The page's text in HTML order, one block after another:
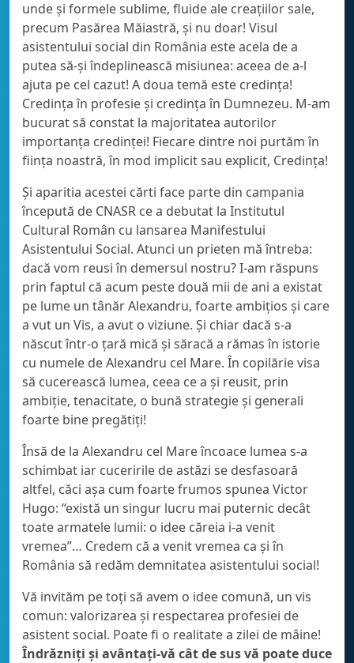
unde și formele sublime, fluide ale creațiilor sale,
precum Pasărea Măiastră, și nu doar! Visul
asistentului social din România este acela de a
putea să-și îndeplinească misiunea: aceea de a-l
ajuta pe cel cazut! A doua temă este credința!
Credința în profesie și credința în Dumnezeu. M-am
bucurat să constat la majoritatea autorilor
importanța credinței! Fiecare dintre noi purtăm în
ființa noastră, în mod implicit sau explicit, Credința!
Și aparitia acestei cărti face parte din campania
începută de CNASR ce a debutat la Institutul
Cultural Român cu lansarea Manifestului
Asistentului Social. Atunci un prieten mă întreba:
dacă vom reusi în demersul nostru? I-am răspuns
prin faptul că acum peste două mii de ani a existat
pe lume un tânăr Alexandru, foarte ambițios și care
a vut un Vis, a avut o viziune. Și chiar dacă s-a
născut într-o țară mică și săracă a rămas în istorie
cu numele de Alexandru cel Mare. În copilărie visa
să cucerească lumea, ceea ce a și reusit, prin
ambiție, tenacitate, o bună strategie și generali
foarte bine pregătiți!
Însă de la Alexandru cel Mare încoace lumea s-a
schimbat iar cuceririle de astăzi se desfasoară
altfel, căci așa cum foarte frumos spunea Victor
Hugo: “există un singur lucru mai puternic decât
toate armatele lumii: o idee căreia i-a venit
vremea”… Credem că a venit vremea ca și în
România să redăm demnitatea asistentului social!
Vă invităm pe toți să avem o idee comună, un vis
comun: valorizarea și respectarea profesiei de
asistent social. Poate fi o realitate a zilei de mâine!
Îndrăzniți și avântați-vă cât de sus vă poate duce